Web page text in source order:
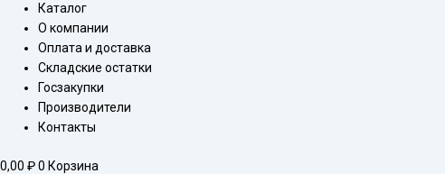
Каталог
О компании
Оплата и доставка
Складские остатки
Госзакупки
Производители
Контакты
0,00 ₽0 Корзина